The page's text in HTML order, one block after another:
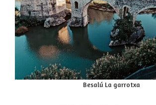
Besalú La garrotxa